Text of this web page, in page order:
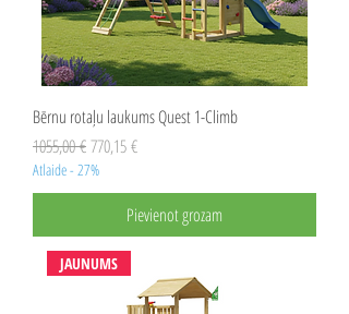
Bērnu rotaļu laukums Quest 1-Climb
Parastā cena
1055,00 €Izpārdošanas cena
770,15 €
Atlaide - 27%
Pievienot grozam
JAUNUMS